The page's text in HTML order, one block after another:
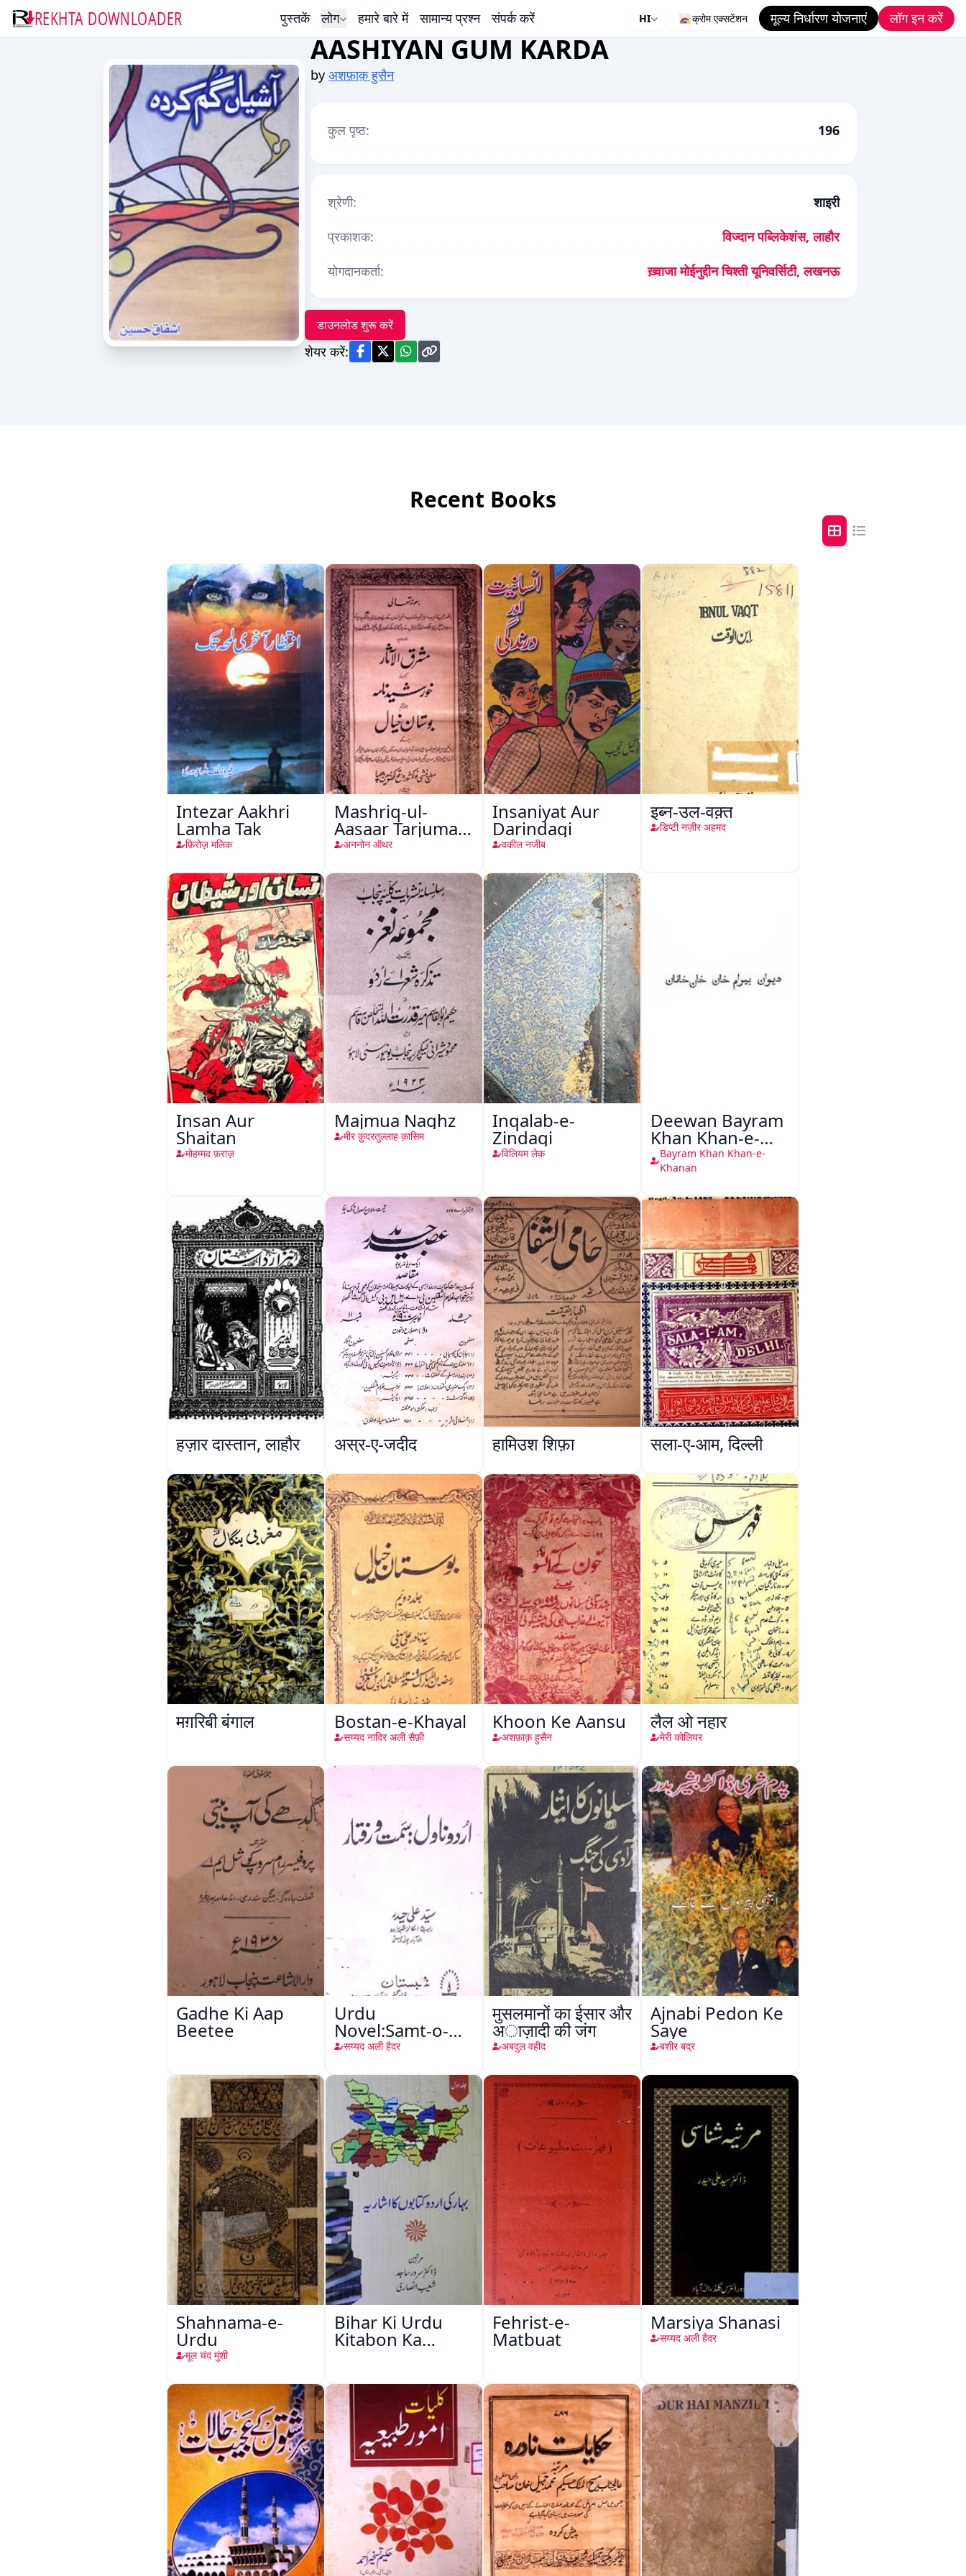
REKHTA DOWNLOADER पुस्तकें लोग हमारे बारे में सामान्य प्रश्न संपर्क करें HI क्रोम एक्सटेंशन मूल्य निर्धारण योजनाएं लॉग इन करें
AASHIYAN GUM KARDA
by अशफ़ाक़ हुसैन
कुल पृष्ठ: 196
श्रेणी:
शाइरी
प्रकाशक:
विज्दान पब्लिकेशंस, लाहौर
योगदानकर्ता:
ख़्वाजा मोईनुद्दीन चिश्ती यूनिवर्सिटी, लखनऊ
डाउनलोड शुरू करें
शेयर करें:
Recent Books
Intezar Aakhri
Lamha Tak
फ़िरोज़ मलिक
Mashriq-ul-
Aasaar Tarjuma
Khursheed
e-Khayaal
अननोन ऑथर
Insaniyat Aur
Darindagi
वकील नजीब
इब्न-उल-वक़्त
डिप्टी नज़ीर अहमद
Insan Aur
Shaitan
मोहम्मद फ़राज़
Majmua Naghz
मीर क़ुदरतुल्लाह क़ासिम
Inqalab-e-
Zindagi
विलियम लेक
Deewan Bayram
Khan Khan-e-
Khanan
Bayram Khan Khan-e-
Khanan
हज़ार दास्तान, लाहौर अस्र-ए-जदीद हामिउश शिफ़ा सला-ए-आम, दिल्ली
मग़रिबी बंगाल Bostan-e-Khayal
सय्यद नादिर अली सैफ़ी
Khoon Ke Aansu
अशफ़ाक़ हुसैन
लैल ओ नहार
मेरी कोलियर
Gadhe Ki Aap
Beetee
Urdu
Novel:Samt-o-
Raftar
सय्यद अली हैदर
मुसलमानों का ईसार और
अाज़ादी की जंग
अबदुल वहीद
Ajnabi Pedon Ke
Saye
बशीर बद्र
Shahnama-e-
Urdu
मूल चंद मुंशी
Bihar Ki Urdu
Kitabon Ka
Fehrist-e-
Matbuat
Marsiya Shanasi
सय्यद अली हैदर